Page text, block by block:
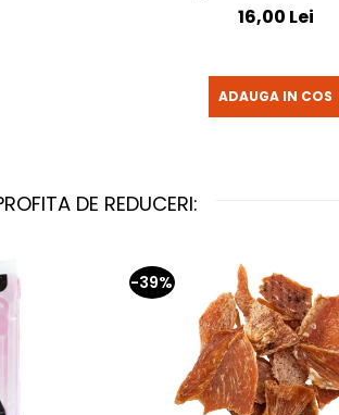
16,00 Lei
ADAUGA IN COS
DE REDUCERI:
-39%